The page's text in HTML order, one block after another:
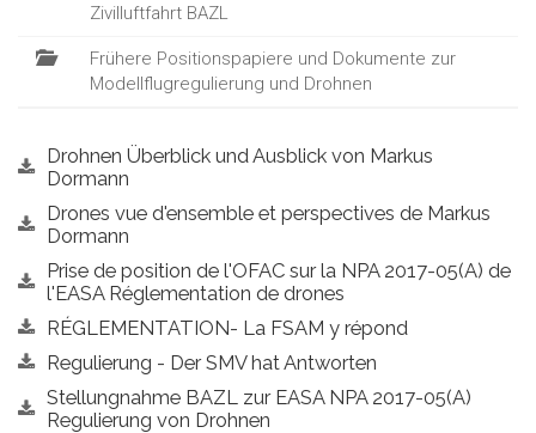
Zivilluftfahrt BAZL
Frühere Positionspapiere und Dokumente zur
Modellflugregulierung und Drohnen
Drohnen Überblick und Ausblick von Markus
Dormann
Drones vue d'ensemble et perspectives de Markus
Dormann
Prise de position de l'OFAC sur la NPA 2017-05(A) de
l'EASA Réglementation de drones
RÉGLEMENTATION- La FSAM y répond
Regulierung - Der SMV hat Antworten
Stellungnahme BAZL zur EASA NPA 2017-05(A)
Regulierung von Drohnen